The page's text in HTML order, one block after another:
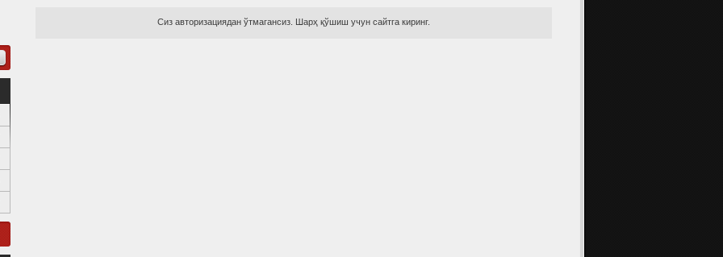
Сиз авторизациядан ўтмагансиз. Шарҳ қўшиш учун сайтга киринг.